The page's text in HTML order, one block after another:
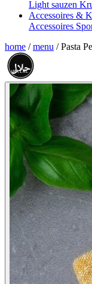
Light sauzen
Accessoires &
Accessoires
home / menu / Pasta
حلال
HALAL